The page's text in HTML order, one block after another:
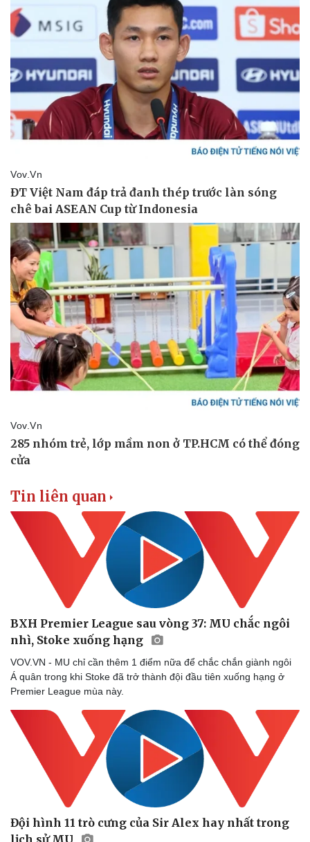
Doanh nghiệp
Thông tin doanh nghiệp
Doanh nghiệp 24h
Doanh nhân
Vì cộng đồng
Công nghệ
Sành điệu
Tin Công nghệ
Trải nghiệm
Chuyển đổi số
Tin liên quan
BXH Premier League sau vòng 37: MU chắc ngôi
nhì, Stoke xuống hạng
VOV.VN - MU chỉ cần thêm 1 điểm nữa để chắc chắn giành ngôi
Á quân trong khi Stoke đã trở thành đội đầu tiên xuống hạng ở
Premier League mùa này.
Đội hình 11 trò cưng của Sir Alex hay nhất trong
lịch sử MU